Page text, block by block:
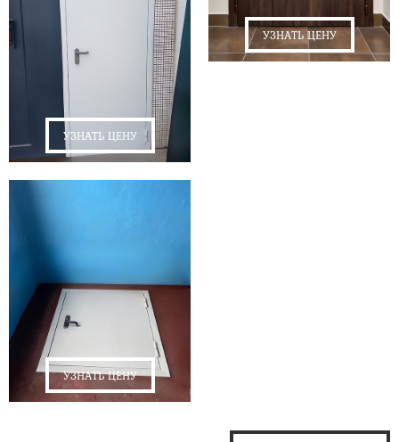
УЗНАТЬ ЦЕНУ
УЗНАТЬ ЦЕНУ
УЗНАТЬ ЦЕНУ